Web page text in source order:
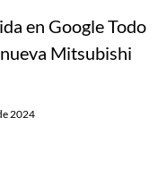
en Google Todo
Mitsubishi
2024